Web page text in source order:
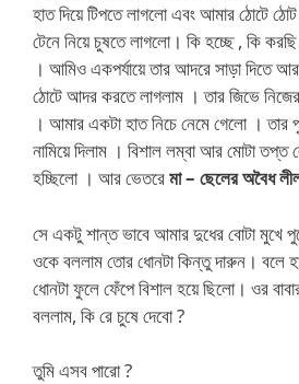
হাত দিয়ে টিপতে লাগলো এবং আমার ঠোটে
টেনে নিয়ে চুষতে লাগলো। কি হচ্ছে , কি
। আমিও একপর্যায়ে তার আদরে সাড়া দিতে
ঠোটে আদর করতে লাগলাম । তার জিভে নিজের
। আমার একটা হাত নিচে নেমে গেলো । তার
নামিয়ে দিলাম । বিশাল লম্বা আর মোটা
হচ্ছিলো । আর ভেতরেমা – ছেলের অবৈধ
সে একটু শান্ত ভাবে আমার দুধের বোটা মুখে
ওকে বললাম তোর ধোনটা কিন্তু দারুন। বলে
ধোনটা ফুলে ফেঁপে বিশাল হয়ে ছিলো। ওর
বললাম, কি রে চুষে দেবো ?
তুমি এসব পারো ?